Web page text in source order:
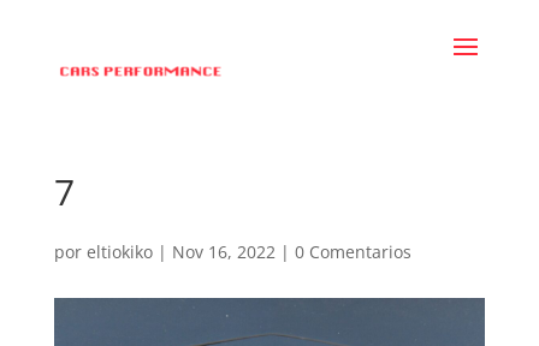
7
por eltiokiko| Nov 16, 2022| 0 Comentarios